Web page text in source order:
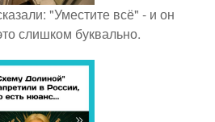
"Уместите всё" - и он
слишком буквально.